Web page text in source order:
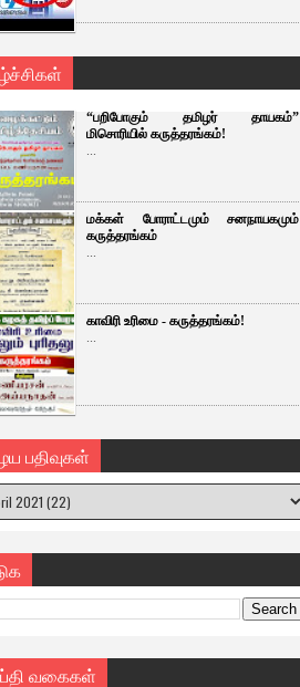
“பறிபோகும் தமிழர் தாயகம்”
மிசொரியில் கருத்தரங்கம்!
...
மக்கள் போராட்டமும் சனநாயகமும்
கருத்தரங்கம்
...
காவிரி உரிமை - கருத்தரங்கம்!
...
பதிவுகள்
வகைகள்